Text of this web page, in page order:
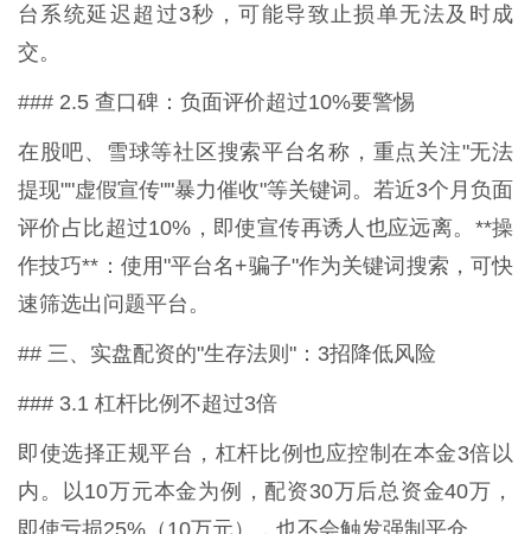
台系统延迟超过3秒，可能导致止损单无法及时成
交。
### 2.5 查口碑：负面评价超过10%要警惕
在股吧、雪球等社区搜索平台名称，重点关注"无法
提现""虚假宣传""暴力催收"等关键词。若近3个月负面
评价占比超过10%，即使宣传再诱人也应远离。**操
作技巧**：使用"平台名+骗子"作为关键词搜索，可快
速筛选出问题平台。
## 三、实盘配资的"生存法则"：3招降低风险
### 3.1 杠杆比例不超过3倍
即使选择正规平台，杠杆比例也应控制在本金3倍以
内。以10万元本金为例，配资30万后总资金40万，
即使亏损25%（10万元），也不会触发强制平仓。